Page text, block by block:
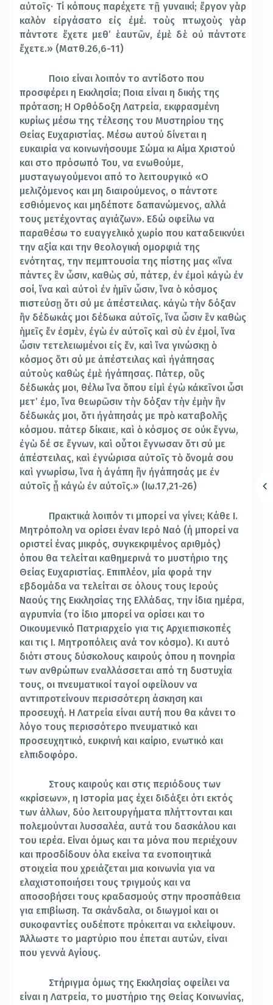
αὐτοῖς· Τίκόπους παρέχετε τῇ γυναικί; ἔργον γὰρ
καλὸν εἰργάσατο εἰς ἐμέ. τοὺς πτωχοὺς γὰρ
πάντοτε ἔχετε μεθ’ ἑαυτῶν,ἐμὲ δὲοὐπάντοτε
ἔχετε.» (Ματθ.26,6-11)
Ποιο είναι λοιπόν το αντίδοτο που
προσφέρει η Εκκλησία; Ποια είναι η δικής της
πρόταση; Η Ορθόδοξη Λατρεία, εκφρασμένη
κυρίως μέσω της τέλεσης του Μυστηρίου της
Θείας Ευχαριστίας. Μέσω αυτού δίνεται η
ευκαιρία να κοινωνήσουμε Σώμα κι Αίμα Χριστού
και στο πρόσωπό Του, να ενωθούμε,
μυσταγωγούμενοι από το λειτουργικό «Ο
μελιζόμενος και μη διαιρούμενος, ο πάντοτε
εσθιόμενος και μηδέποτε δαπανώμενος, αλλά
τους μετέχοντας αγιάζων». Εδώ οφείλω να
παραθέσω το ευαγγελικό χωρίο που καταδεικνύει
την αξία και την θεολογική ομορφιά της
ενότητας, την πεμπτουσία της πίστης μας «ἵνα
πάντεςἓνὦσιν, καθὼς σύ, πάτερ,ἐνἐμοὶ κἀγὼ ἐν
σοί,ἵνα καὶ αὐτοὶ ἐν ἡμῖνὦσιν,ἵναὁ κόσμος
πιστεύσῃ ὅτι σύ μεἀπέστειλας. κἀγὼ τὴν δόξαν
ἣν δέδωκάς μοι δέδωκα αὐτοῖς,ἵναὦσινἓν καθὼς
ἡμεῖςἕνἐσμὲν,ἐγὼ ἐν αὐτοῖς καὶ σὺ ἐνἐμοί,ἵνα
ὦσιν τετελειωμένοι εἰςἕν, καὶ ἵνα γινώσκῃ ὁ
κόσμοςὅτι σύ μεἀπέστειλας καὶ ἠγάπησας
αὐτοὺς καθὼςἐμὲ ἠγάπησας. Πάτερ, οὓς
δέδωκάς μοι, θέλωἵναὅπου εἰμὶ ἐγὼ κἀκεῖνοιὦσι
μετ’ἐμο,ἵνα θεωρῶσιν τὴν δόξαν τὴνἐμὴν ἣν
δέδωκάς μοι,ὅτι ἠγάπησάς με πρὸ καταβολῆς
κόσμου. πάτερ δίκαιε, καὶ ὁ κόσμος σε οὐκἔγνω,
ἐγὼ δέ σεἔγνων, καὶ οὗτοιἔγνωσανὅτι σύ με
ἀπέστειλας, καὶ ἐγνώρισα αὐτοῖς τὸ ὄνομά σου
καὶ γνωρίσω,ἵνα ἡ ἀγάπη ἣν ἠγάπησάς μεἐν
αὐτοῖς ᾖ κἀγὼ ἐν αὐτοῖς.» (Ιω.17,21-26)
Πρακτικά λοιπόν τι μπορεί να γίνει; Κάθε Ι.
Μητρόπολη να ορίσει έναν Ιερό Ναό (ή μπορεί να
οριστεί ένας μικρός, συγκεκριμένος αριθμός)
όπου θα τελείται καθημερινά το μυστήριο της
Θείας Ευχαριστίας. Επιπλέον, μία φορά την
εβδομάδα να τελείται σε όλους τους Ιερούς
Ναούς της Εκκλησίας της Ελλάδας, την ίδια ημέρα,
αγρυπνία (το ίδιο μπορεί να ορίσει και το
Οικουμενικό Πατριαρχείο για τις Αρχιεπισκοπές
και τις Ι. Μητροπόλεις ανά τον κόσμο). Κι αυτό
διότι στους δύσκολους καιρούς όπου η πονηρία
των ανθρώπων εναλλάσσεται από τη δυστυχία
τους, οι πνευματικοί ταγοί οφείλουν να
αντιπροτείνουν περισσότερη άσκηση και
προσευχή. Η Λατρεία είναι αυτή που θα κάνει το
λόγο τους περισσότερο πνευματικό και
προσευχητικό, ευκρινή και καίριο, ενωτικό και
ελπιδοφόρο.
Στους καιρούς και στις περιόδους των
«κρίσεων», η Ιστορία μας έχει διδάξει ότι εκτός
των άλλων, δύο λειτουργήματα πλήττονται και
πολεμούνται λυσσαλέα, αυτά του δασκάλου και
του ιερέα. Είναι όμως και τα μόνα που περιέχουν
και προσδίδουν όλα εκείνα τα ενοποιητικά
στοιχεία που χρειάζεται μια κοινωνία για να
ελαχιστοποιήσει τους τριγμούς και να
αποσοβήσει τους κραδασμούς στην προσπάθεια
για επιβίωση. Τα σκάνδαλα, οι διωγμοί και οι
συκοφαντίες ουδέποτε πρόκειται να εκλείψουν.
Άλλωστε το μαρτύριο που έπεται αυτών, είναι
που γεννά Αγίους.
Στήριγμα όμως της Εκκλησίας οφείλει να
είναι η Λατρεία, το μυστήριο της Θείας Κοινωνίας,